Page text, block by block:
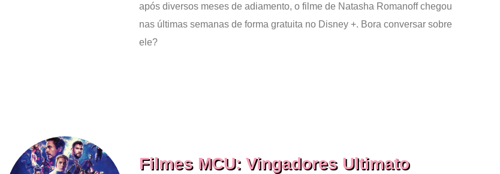
após diversos meses de adiamento, o filme de Natasha Romanoff chegou
nas últimas semanas de forma gratuita no Disney +. Bora conversar sobre
ele?
Filmes MCU: Vingadores Ultimato